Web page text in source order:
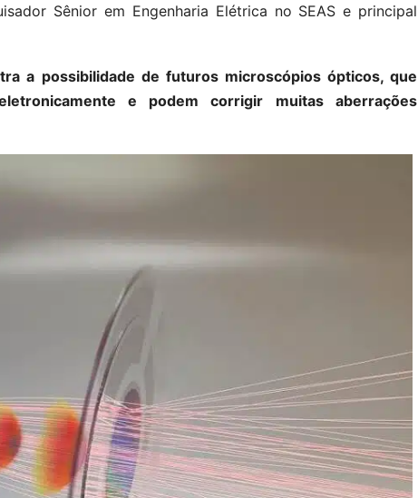
Sênior em Engenharia Elétrica no SEAS e principal
a possibilidade de futuros microscópios ópticos, que
e podem corrigir muitas aberrações